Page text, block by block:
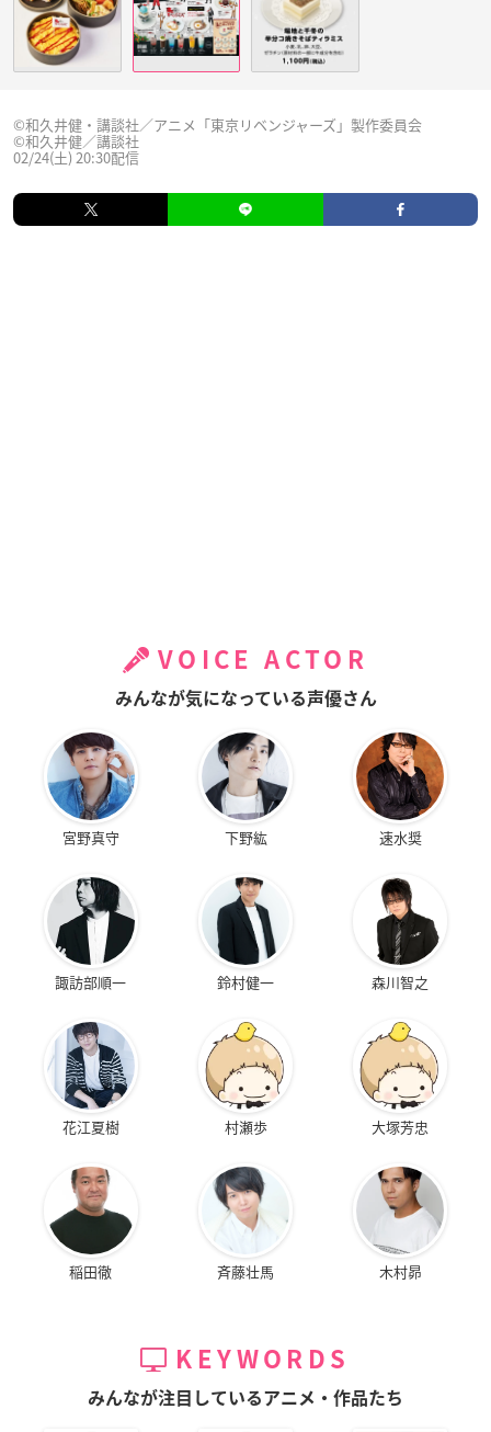
©和久井健・講談社／アニメ「東京リベンジャーズ」製作委員会
©和久井健／講談社
02/24(土) 20:30配信
VOICE ACTOR
みんなが気になっている声優さん
宮野真守 下野紘 速水奨
諏訪部順一 鈴村健一 森川智之
花江夏樹 村瀬歩 大塚芳忠
稲田徹 斉藤壮馬 木村昴
KEYWORDS
みんなが注目しているアニメ・作品たち